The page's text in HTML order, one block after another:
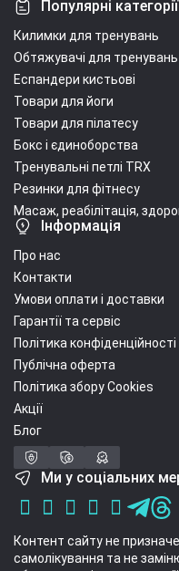
Популярні категорії
Килимки для тренувань
Обтяжувачі для тренувань
Еспандери кистьові
Товари для йоги
Товари для пілатесу
Бокс і єдиноборства
Тренувальні петлі TRX
Резинки для фітнесу
Масаж, реабілітація,
Інформація
Про нас
Контакти
Умови оплати і доставки
Гарантії та сервіс
Політика конфіденційності
Публічна оферта
Політика збору Cookies
Акції
Блог
Ми у соціальних
Контент сайту не
самолікування та не